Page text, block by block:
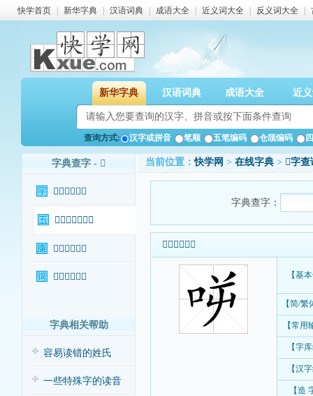
快学首页 新华字典 汉语词典 成语大全 近义词大全 反义词大全
新华字典 汉语词典 成语大全 近
查询方式: 汉字或拼音 笔顺 五笔编码 仓颉编码
字典查字 - 𠱘
𠱘字基本信息
𠱘字输入法查询
𠱘字康熙字典
𠱘字相关词语
字典相关帮助
容易读错的姓氏
一些特殊字的读音
当前位置：快学网 > 在线字典 > 𠱘字
字典查字：
𠱘字基本信息
【基
【简/
【常用
【字
【汉
【造